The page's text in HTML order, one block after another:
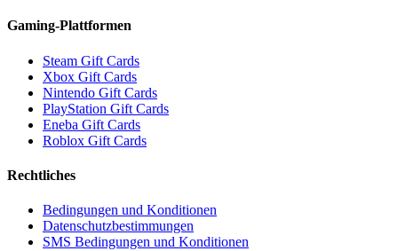
Gaming-Plattformen
Steam Gift Cards
Xbox Gift Cards
Nintendo Gift Cards
PlayStation Gift Cards
Eneba Gift Cards
Roblox Gift Cards
Rechtliches
Bedingungen und Konditionen
Datenschutzbestimmungen
SMS Bedingungen und Konditionen